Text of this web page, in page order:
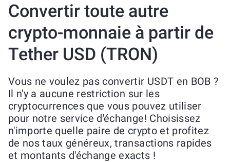
Convertir toute autre
crypto-monnaie à partir de
Tether USD (TRON)
Vous ne voulez pas convertir USDT en BOB ?
Il n'y a aucune restriction sur les
cryptocurrences que vous pouvez utiliser
pour notre service d'échange! Choisissez
n'importe quelle paire de crypto et profitez
de nos taux généreux, transactions rapides
et montants d'échange exacts !